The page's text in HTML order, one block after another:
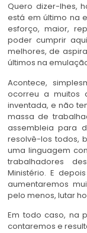
Quero dizer-lhes,
está em último na
esforço, maior,
poder cumprir
melhores, de
últimos na
Acontece,
ocorreu a muitos
inventada, e não
massa de
assembleia para
resolvê-los todos,
uma linguagem
trabalhadores
Ministério. E
aumentaremos
pelo menos, lutar
Em todo caso, na
contaremos e